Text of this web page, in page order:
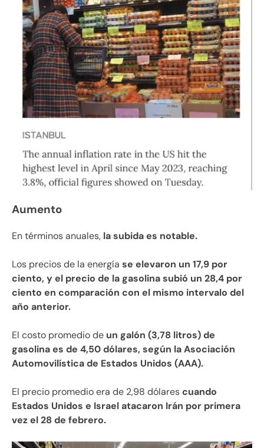
Aumento
En términos anuales, la subida es notable.
Los precios de la energía se elevaron un 17,9 por
ciento, y el precio de la gasolina subió un 28,4 por
ciento en comparación con el mismo intervalo del
año anterior.
El costo promedio de un galón (3,78 litros) de
gasolina es de 4,50 dólares, según la Asociación
Automovilística de Estados Unidos (AAA).
El precio promedio era de 2,98 dólarescuando
Estados Unidos e Israel atacaron Irán por primera
vez el 28 de febrero.